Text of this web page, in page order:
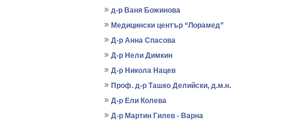
д-р Ваня Божинова
Медицински център “Лорамед”
Д-р Анна Спасова
Д-р Нели Димкин
Д-р Никола Нацев
Проф. д-р Ташко Делийски, д.м.н.
Д-р Ели Колева
Д-р Мартин Гилев - Варна